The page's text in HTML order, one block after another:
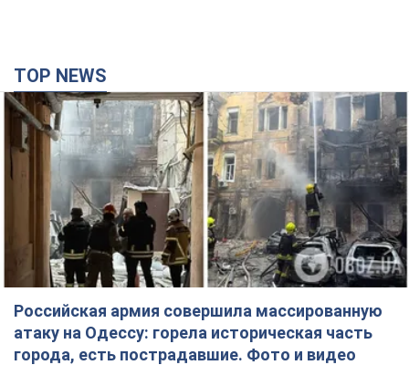
TOP NEWS
Российская армия совершила массированную
атаку на Одессу: горела историческая часть
города, есть пострадавшие. Фото и видео